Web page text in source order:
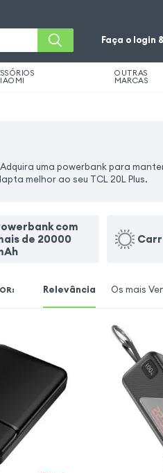
Faça o login
OUTRAS
MARCAS
uma powerbank para
melhor ao seu TCL 20L Plus.
com
de 20000
: Relevância Os mais